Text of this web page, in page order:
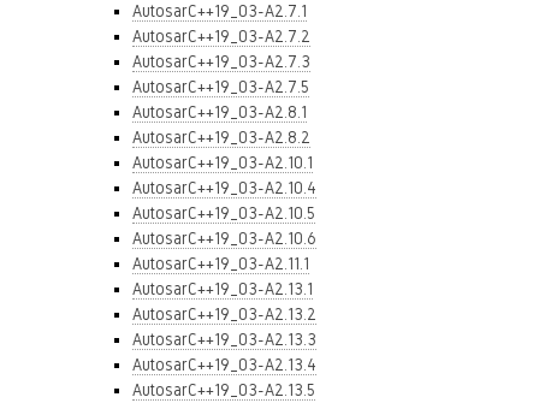
AutosarC++19_03-A2.7.1
AutosarC++19_03-A2.7.2
AutosarC++19_03-A2.7.3
AutosarC++19_03-A2.7.5
AutosarC++19_03-A2.8.1
AutosarC++19_03-A2.8.2
AutosarC++19_03-A2.10.1
AutosarC++19_03-A2.10.4
AutosarC++19_03-A2.10.5
AutosarC++19_03-A2.10.6
AutosarC++19_03-A2.11.1
AutosarC++19_03-A2.13.1
AutosarC++19_03-A2.13.2
AutosarC++19_03-A2.13.3
AutosarC++19_03-A2.13.4
AutosarC++19_03-A2.13.5